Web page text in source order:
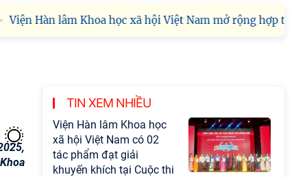
lâm Khoa học xã hội Việt Nam mở rộng hợp tác với Viện
TIN XEM NHIỀU
Viện Hàn lâm Khoa học
xã hội Việt Nam có 02
tác phẩm đạt giải
khuyến khích tại Cuộc thi